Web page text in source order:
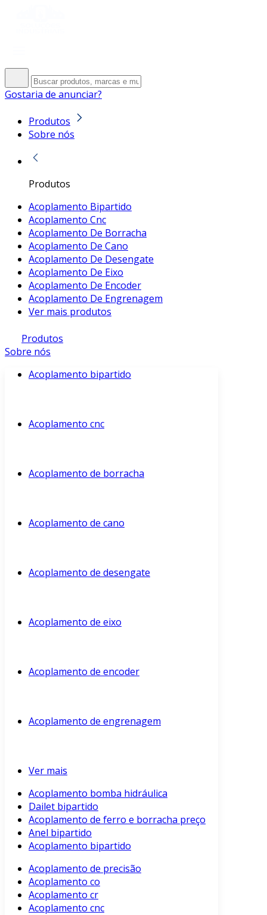
Gostaria de anunciar?
Produtos
Sobre nós
Produtos
Acoplamento Bipartido
Acoplamento Cnc
Acoplamento De Borracha
Acoplamento De Cano
Acoplamento De Desengate
Acoplamento De Eixo
Acoplamento De Encoder
Acoplamento De Engrenagem
Ver mais produtos
Produtos
Sobre nós
Acoplamento bipartido
Acoplamento cnc
Acoplamento de borracha
Acoplamento de cano
Acoplamento de desengate
Acoplamento de eixo
Acoplamento de encoder
Acoplamento de engrenagem
Ver mais
Acoplamento bomba hidráulica
Dailet bipartido
Acoplamento de ferro e borracha preço
Anel bipartido
Acoplamento bipartido
Acoplamento de precisão
Acoplamento co
Acoplamento cr
Acoplamento cnc